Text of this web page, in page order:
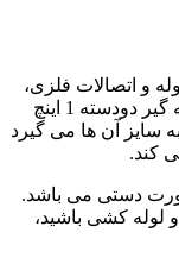
و اتصالات فلزی،
فولادی، آهنی و … استفاده می شود. آچار لوله گیر دودسته 1 اینچ
با توجه به سایز آن ها می گیرد
کند.
دستی می باشد.
لوله‌ کشی باشید،